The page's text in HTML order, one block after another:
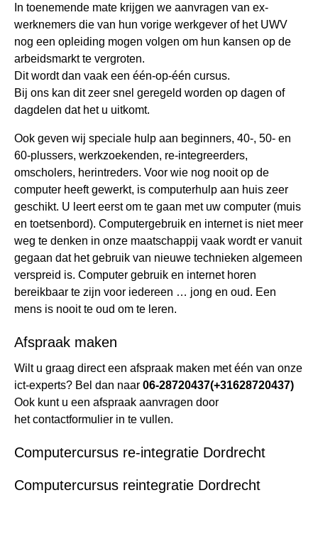
In toenemende mate krijgen we aanvragen van ex-
werknemers die van hun vorige werkgever of het UWV
nog een opleiding mogen volgen om hun kansen op de
arbeidsmarkt te vergroten.
Dit wordt dan vaak een één-op-één cursus.
Bij ons kan dit zeer snel geregeld worden op dagen of
dagdelen dat het u uitkomt.
Ook geven wij speciale hulp aan beginners, 40-, 50- en
60-plussers, werkzoekenden, re-integreerders,
omscholers, herintreders. Voor wie nog nooit op de
computer heeft gewerkt, is computerhulp aan huis zeer
geschikt. U leert eerst om te gaan met uw computer (muis
en toetsenbord). Computergebruik en internet is niet meer
weg te denken in onze maatschappij vaak wordt er vanuit
gegaan dat het gebruik van nieuwe technieken algemeen
verspreid is. Computer gebruik en internet horen
bereikbaar te zijn voor iedereen … jong en oud. Een
mens is nooit te oud om te leren.
Afspraak maken
Wilt u graag direct een afspraak maken met één van onze
ict-experts? Bel dan naar 06-28720437(+31628720437)
Ook kunt u een afspraak aanvragen door
hetcontactformulier in te vullen.
Computercursus re-integratie Dordrecht
Computercursus reintegratie Dordrecht